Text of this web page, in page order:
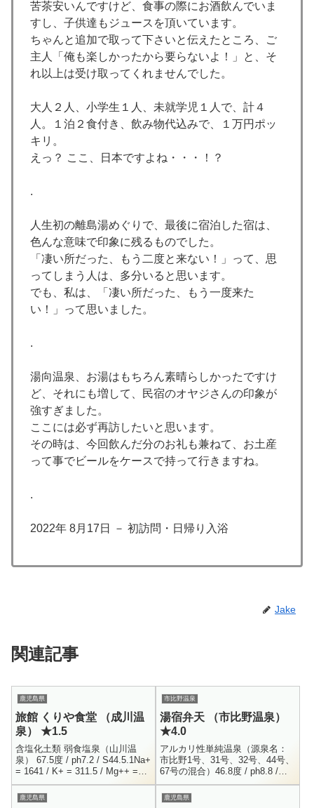
苦茶安いんですけど、食事の際にお酒飲んでいま
すし、子供達もジュースを頂いています。
ちゃんと追加で取って下さいと伝えたところ、ご
主人「俺も楽しかったから要らないよ！」と、そ
れ以上は受け取ってくれませんでした。
大人２人、小学生１人、未就学児１人で、計４
人。１泊２食付き、飲み物代込みで、１万円ポッ
キリ。
えっ？ ここ、日本ですよね・・・！？
.
人生初の離島湯めぐりで、最後に宿泊した宿は、
色んな意味で印象に残るものでした。
「凄い所だった、もう二度と来ない！」って、思
ってしまう人は、多分いると思います。
でも、私は、「凄い所だった、もう一度来た
い！」って思いました。
.
湯向温泉、お湯はもちろん素晴らしかったですけ
ど、それにも増して、民宿のオヤジさんの印象が
強すぎました。
ここには必ず再訪したいと思います。
その時は、今回飲んだ分のお礼も兼ねて、お土産
って事でビールをケースで持って行きますね。
.
2022年 8月17日 － 初訪問・日帰り入浴
Jake
関連記事
鹿児島県
旅館 くりや食堂 （成川温
泉） ★1.5
含塩化土類 弱食塩泉（山川温
泉） 67.5度 / ph7.2 / S44.5.1Na+
= 1641 / K+ = 311.5 / Mg++ =
219.4 / Ca++ = 29...
市比野温泉
湯宿弁天 （市比野温泉）
★4.0
アルカリ性単純温泉（源泉名：
市比野1号、31号、32号、44号、
67号の混合）46.8度 / ph8.8 /
H25.5.28Na+ = 41.1 / K+ = 0.5 /
Ca+...
鹿児島県 鹿児島県